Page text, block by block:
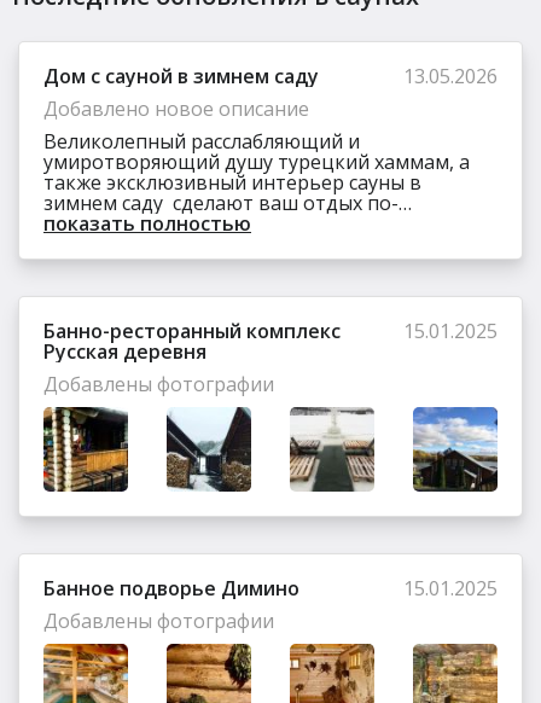
порадовал вежливый и отзывчивый персонал.
Полезный отзыв? Да(0) Нет(0)
Иван о Дом с сауной в зимнем саду
Персонал замечательный, очень вежливые и
внимательные люди. Атмосфера приятная, отдых удался!
Полезный отзыв? Да(0) Нет(0)
13.05.2026
Дом с сауной в зимнем саду
Добавлено новое описание
Великолепный расслабляющий и
умиротворяющий душу турецкий хаммам, а
также эксклюзивный интерьер сауны в
зимнем саду сделают ваш отдых по-
настоящему полезным и незабываемым.
показать полностью
15.01.2025
Банно-ресторанный комплекс
Русская деревня
Добавлены фотографии
15.01.2025
Банное подворье Димино
Добавлены фотографии